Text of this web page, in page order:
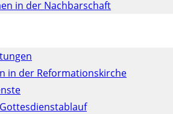
in der Nachbarschaft
in der Reformationskirche